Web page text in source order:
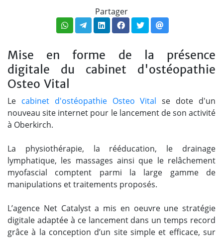
Partager
Mise en forme de la présence
digitale du cabinet d'ostéopathie
Osteo Vital
Le cabinet d'ostéopathie Osteo Vitalse dote d'un
nouveau site internet pour le lancement de son activité
à Oberkirch.
La physiothérapie, la rééducation, le drainage
lymphatique, les massages ainsi que le relâchement
myofascial comptent parmi la large gamme de
manipulations et traitements proposés.
L’agence Net Catalyst a mis en oeuvre une stratégie
digitale adaptée à ce lancement dans un temps record
grâce à la conception d’un site simple et efficace, sur